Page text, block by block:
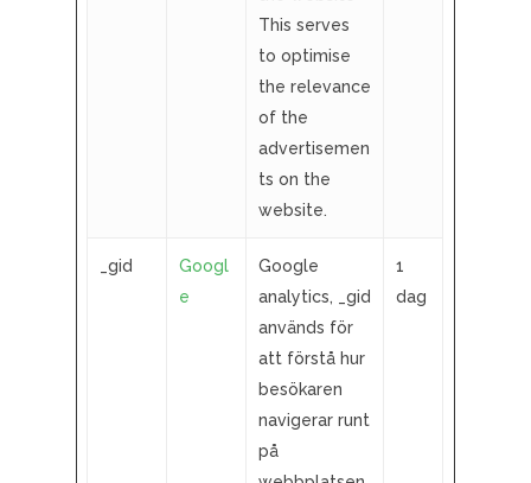
This serves
to optimise
the relevance
of the
advertisemen
ts on the
website.
_gid
Googl
e
Google
analytics, _gid
används för
att förstå hur
besökaren
navigerar runt
på
1
dag